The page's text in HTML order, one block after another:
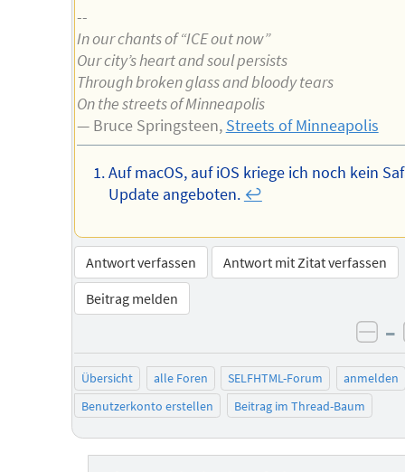
--
In our chants of “ICE out now”
Our city’s heart and soul persists
Through broken glass and bloody tears
On the streets of Minneapolis
— Bruce Springsteen, Streets of Minneapolis
Auf macOS, auf iOS kriege ich noch kein
Update angeboten. ↩︎
Antwort verfassen
Antwort mit Zitat verfassen
Beitrag melden
–
Übersicht alle Foren SELFHTML-Forum
anmelden
Benutzerkonto erstellen
Beitrag im Thread-Baum